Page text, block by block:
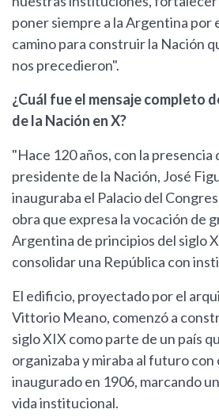
poner siempre a la Argentina por
camino para construir la Nación
nos precedieron".
¿Cuál fue el mensaje completo
de la Nación en X?
"Hace 120 años, con la presencia
presidente de la Nación, José
inauguraba el Palacio del
obra que expresa la vocación de
Argentina de principios del siglo
consolidar una República con
El edificio, proyectado por el
Vittorio Meano, comenzó a
siglo XIX como parte de un país
organizaba y miraba al futuro con
inaugurado en 1906, marcando
vida institucional.